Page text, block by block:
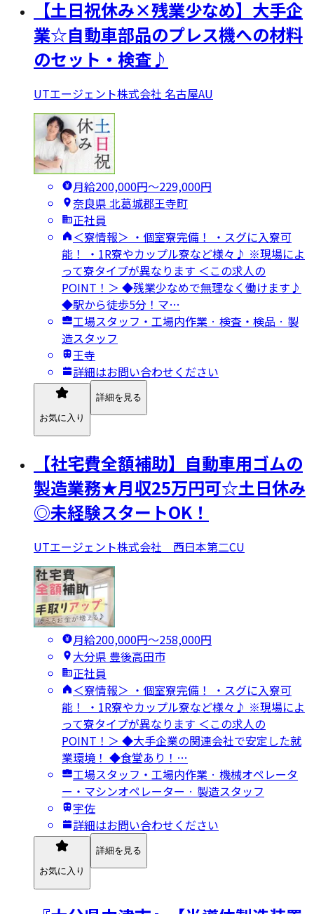
【土日祝休み×残業少なめ】大手企
業☆自動車部品のプレス機への材料
のセット・検査♪
UTエージェント株式会社 名古屋AU
月給200,000円〜229,000円
奈良県 北葛城郡王寺町
正社員
＜寮情報＞ ・個室寮完備！ ・スグに入寮可
能！ ・1R寮やカップル寮など様々♪ ※現場によ
って寮タイプが異なります ＜この求人の
POINT！＞ ◆残業少なめで無理なく働けます♪
◆駅から徒歩5分！マ…
工場スタッフ・工場内作業 · 検査・検品 · 製
造スタッフ
王寺
詳細はお問い合わせください
お気に入り
詳細を見る
【社宅費全額補助】自動車用ゴムの
製造業務★月収25万円可☆土日休み
◎未経験スタートOK！
UTエージェント株式会社 西日本第二CU
月給200,000円〜258,000円
大分県 豊後高田市
正社員
＜寮情報＞ ・個室寮完備！ ・スグに入寮可
能！ ・1R寮やカップル寮など様々♪ ※現場によ
って寮タイプが異なります ＜この求人の
POINT！＞ ◆大手企業の関連会社で安定した就
業環境！ ◆食堂あり！…
工場スタッフ・工場内作業 · 機械オペレータ
ー・マシンオペレーター · 製造スタッフ
宇佐
詳細はお問い合わせください
お気に入り
詳細を見る